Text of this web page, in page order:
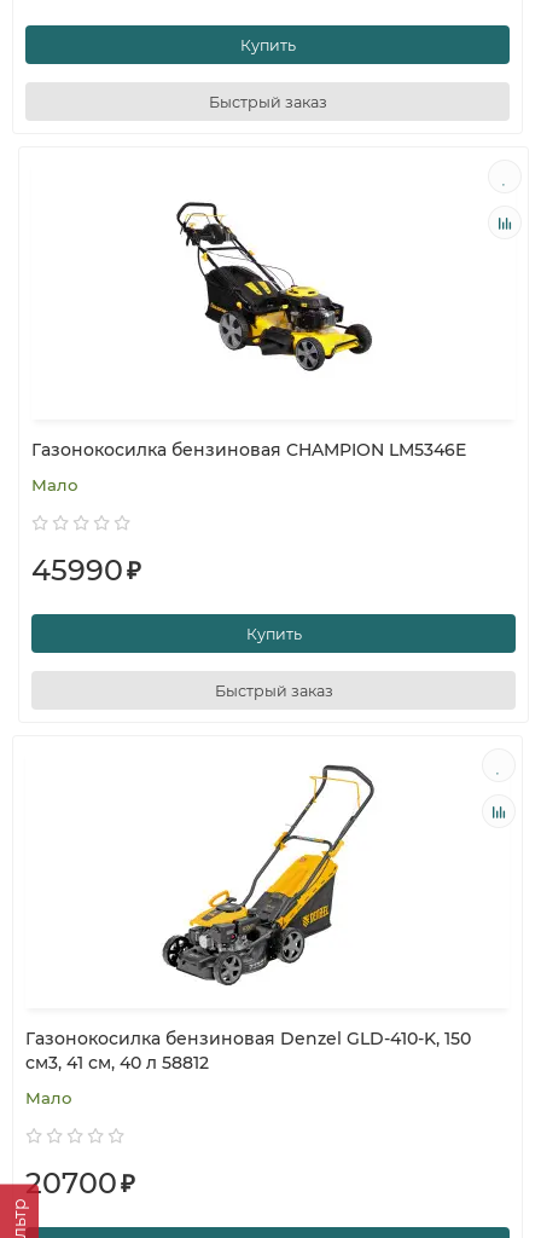
Купить
Быстрый заказ
Газонокосилка бензиновая CHAMPION LM5346E
Мало
45990₽
Купить
Быстрый заказ
Газонокосилка бензиновая Denzel GLD-410-K, 150
см3, 41 см, 40 л 58812
Мало
20700₽